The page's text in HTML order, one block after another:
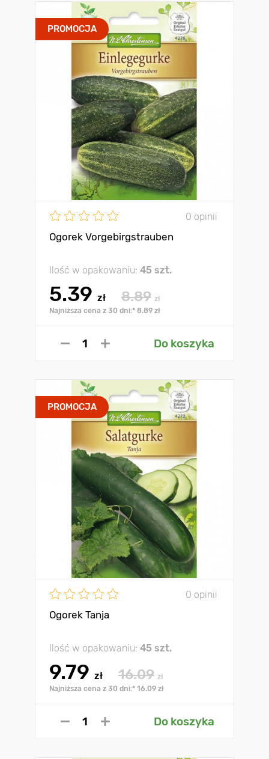
PROMOCJA
0 opinii
Ogorek Vorgebirgstrauben
Ilość w opakowaniu: 45 szt.
5.39 zł 8.89 zł
Najniższa cena z 30 dni:* 8.89 zł
Do koszyka
PROMOCJA
0 opinii
Ogorek Tanja
Ilość w opakowaniu: 45 szt.
9.79 zł 16.09 zł
Najniższa cena z 30 dni:* 16.09 zł
Do koszyka